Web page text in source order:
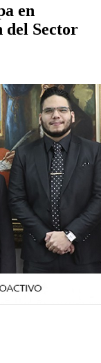
en
del Sector